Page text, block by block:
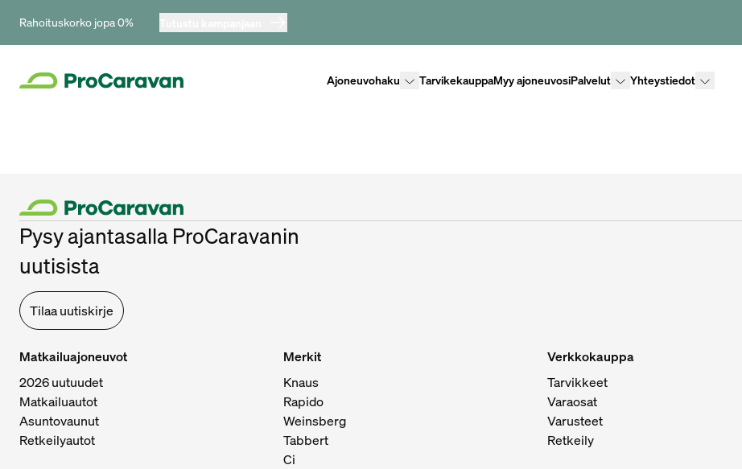
Rahoituskorko jopa 0%
AjoneuvohakuLisävalikko
TarvikekauppaMyy ajoneuvosiPalvelutLisävalikko
YhteystiedotLisävalikko
Pysy ajantasalla ProCaravanin
uutisista
Tilaa uutiskirje
Matkailuajoneuvot
2026 uutuudet
Matkailuautot
Asuntovaunut
Retkeilyautot
Merkit
Knaus
Rapido
Weinsberg
Tabbert
Ci
Verkkokauppa
Tarvikkeet
Varaosat
Varusteet
Retkeily